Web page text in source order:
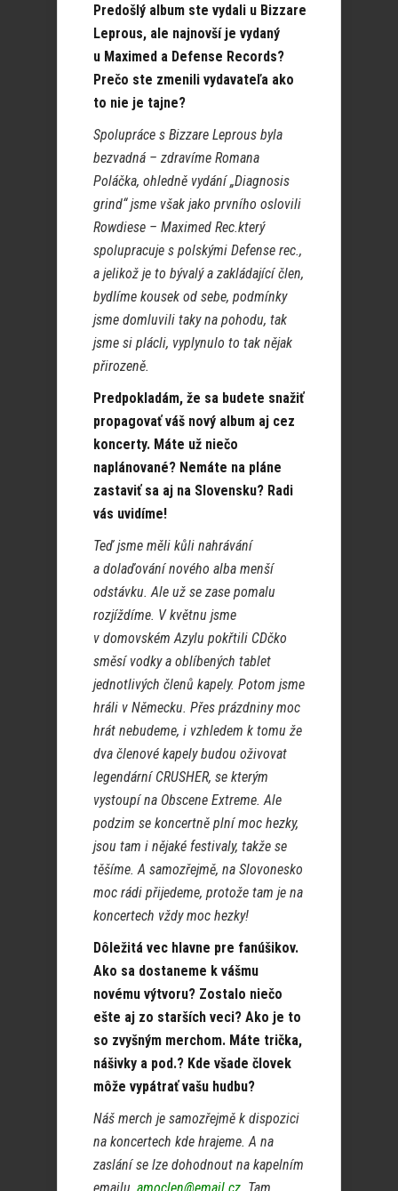
Predošlý album ste vydali u Bizzare
Leprous, ale najnovší je vydaný
u Maximed a Defense Records?
Prečo ste zmenili vydavateľa ako
to nie je tajne?
Spolupráce s Bizzare Leprous byla
bezvadná – zdravíme Romana
Poláčka, ohledně vydání „Diagnosis
grind“ jsme však jako prvního oslovili
Rowdiese – Maximed Rec.který
spolupracuje s polskými Defense rec.,
a jelikož je to bývalý a zakládající člen,
bydlíme kousek od sebe, podmínky
jsme domluvili taky na pohodu, tak
jsme si plácli, vyplynulo to tak nějak
přirozeně.
Predpokladám, že sa budete snažiť
propagovať váš nový album aj cez
koncerty. Máte už niečo
naplánované? Nemáte na pláne
zastaviť sa aj na Slovensku? Radi
vás uvidíme!
Teď jsme měli kůli nahrávání
a dolaďování nového alba menší
odstávku. Ale už se zase pomalu
rozjíždíme. V květnu jsme
v domovském Azylu pokřtili CDčko
směsí vodky a oblíbených tablet
jednotlivých členů kapely. Potom jsme
hráli v Německu. Přes prázdniny moc
hrát nebudeme, i vzhledem k tomu že
dva členové kapely budou oživovat
legendární CRUSHER, se kterým
vystoupí na Obscene Extreme. Ale
podzim se koncertně plní moc hezky,
jsou tam i nějaké festivaly, takže se
těšíme. A samozřejmě, na Slovonesko
moc rádi přijedeme, protože tam je na
koncertech vždy moc hezky!
Dôležitá vec hlavne pre fanúšikov.
Ako sa dostaneme k vášmu
novému výtvoru? Zostalo niečo
ešte aj zo starších veci? Ako je to
so zvyšným merchom. Máte trička,
nášivky a pod.? Kde všade človek
môže vypátrať vašu hudbu?
Náš merch je samozřejmě k dispozici
na koncertech kde hrajeme. A na
zaslání se lze dohodnout na kapelním
emailu, amoclen@email.cz . Tam